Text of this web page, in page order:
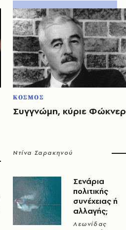
ΚΟΣΜΟΣ
Συγγνώμη, κύριε Φώκνερ
Ντίνα Σαρακηνού
Σενάρια
πολιτικής
συνέχειας ή
αλλαγής;
Λεωνίδας